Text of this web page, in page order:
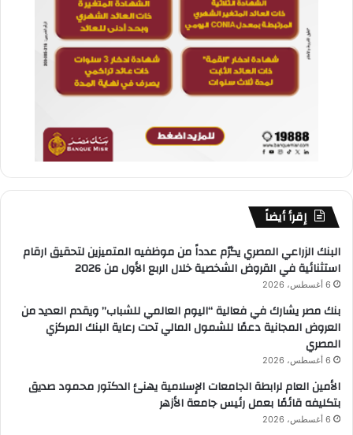
إقرأ أيضاً
البنك الزراعي المصري يكرّم عدداً من موظفيه المتميزين لتحقيق ارقام
استثنائية في القروض الشخصية خلال الربع الأول من 2026
6 أغسطس، 2026
بنك مصر يشارك في فعالية “اليوم العالمي للشباب” ويقدم العديد من
العروض المجانية دعمًا للشمول المالي تحت رعاية البنك المركزي
المصري
6 أغسطس، 2026
الأمين العام لرابطة الجامعات الإسلامية يهنئ الدكتور محمود صديق
بتكليفه قائمًا بعمل رئيس جامعة الأزهر
6 أغسطس، 2026